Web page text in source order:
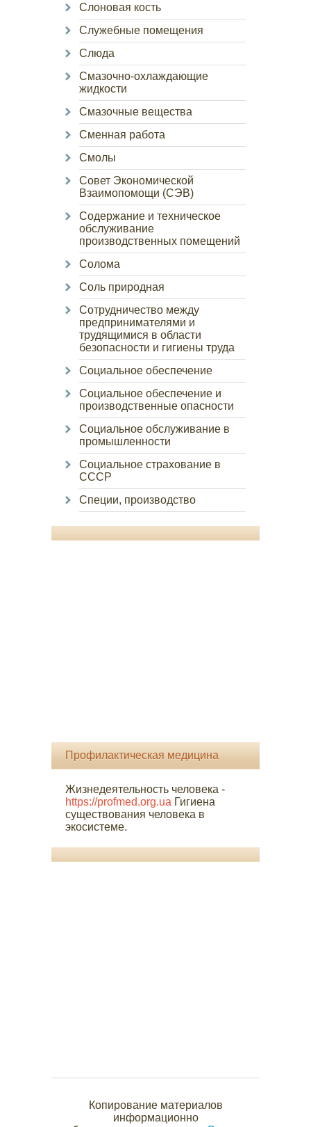
Слоновая кость
Служебные помещения
Слюда
Смазочно-охлаждающие
жидкости
Смазочные вещества
Сменная работа
Смолы
Совет Экономической
Взаимопомощи (СЭВ)
Содержание и техническое
обслуживание
производственных помещений
Солома
Соль природная
Сотрудничество между
предпринимателями и
трудящимися в области
безопасности и гигиены труда
Социальное обеспечение
Социальное обеспечение и
производственные опасности
Социальное обслуживание в
промышленности
Социальное страхование в
СССР
Специи, производство
Профилактическая медицина
Жизнедеятельность человека -
https://profmed.org.ua Гигиена
существования человека в
экосистеме.
Копирование материалов
информационно